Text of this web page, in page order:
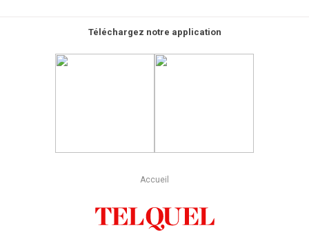
Téléchargez notre application
Accueil